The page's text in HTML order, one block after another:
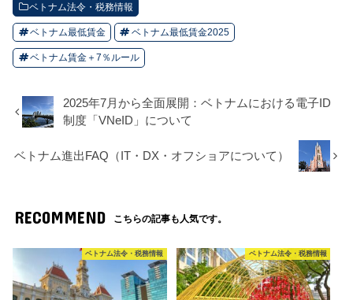
ベトナム法令・税務情報
ベトナム最低賃金 ベトナム最低賃金2025
ベトナム賃金＋7％ルール
2025年7月から全面展開：ベトナムにおける電子ID
制度「VNeID」について
ベトナム進出FAQ（IT・DX・オフショアについて）
RECOMMEND こちらの記事も人気です。
ベトナム法令・税務情報 ベトナム法令・税務情報